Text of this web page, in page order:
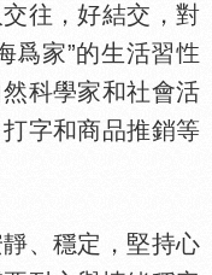
往，好結交，對
爲家”的生活習
科學家和社會活
字和商品推銷等
、穩定，堅持心